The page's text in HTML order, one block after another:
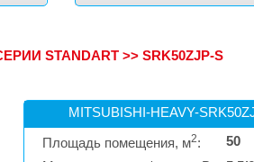
STANDART>> SRK50ZJP-S
MITSUBISHI-HEAVY-
Площадь помещения, м2:
50